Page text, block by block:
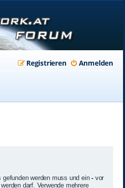
Anmelden
Registrieren
gefunden werden muss und ein-vor
darf. Verwende mehrere